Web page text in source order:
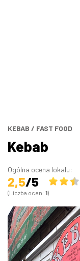
Hiszpańska
Francuska
KEBAB / FAST FOOD
Kebab
Ogólna ocena lokalu:
2,5/5
(Liczba ocen: 1)